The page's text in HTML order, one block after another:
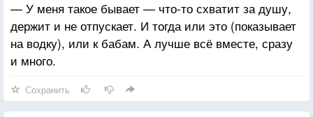
— У меня такое бывает — что-то схватит за душу,
держит и не отпускает. И тогда или это (показывает
на водку), или к бабам. А лучше всё вместе, сразу
и много.
Сохранить